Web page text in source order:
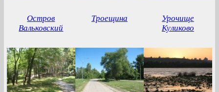
Остров
Вальковский
Троещина
Урочище
Куликово